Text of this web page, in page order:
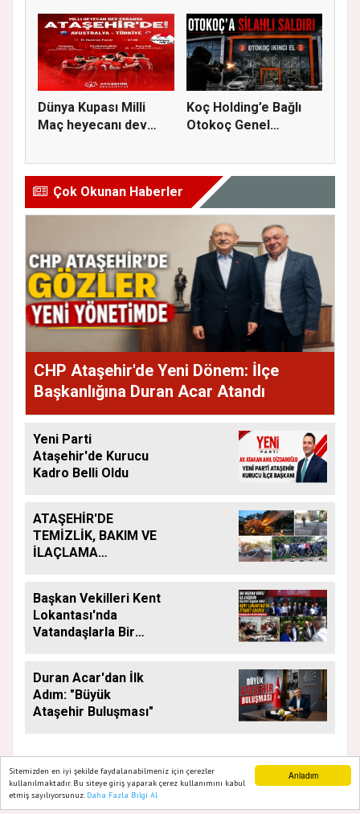
Anladım
Sitemizden en iyi şekilde faydalanabilmeniz için çerezler
kullanılmaktadır. Bu siteye giriş yaparak çerez kullanımını kabul
etmiş sayılıyorsunuz. Daha Fazla Bilgi Al
Dünya Kupası Milli
Maç heyecanı dev
Koç Holding’e Bağlı
Otokoç Genel
Çok Okunan Haberler
CHP Ataşehir'de Yeni Dönem: İlçe
Başkanlığına Duran Acar Atandı
Yeni Parti
Ataşehir'de Kurucu
Kadro Belli Oldu
ATAŞEHİR'DE
TEMİZLİK, BAKIM VE
İLAÇLAMA
Başkan Vekilleri Kent
Lokantası'nda
Vatandaşlarla Bir
Duran Acar'dan İlk
Adım: "Büyük
Ataşehir Buluşması"
Ana Sayfa Web TV